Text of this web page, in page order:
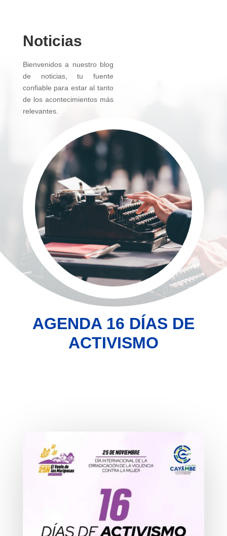
Noticias
Bienvenidos a nuestro blog
de noticias, tu fuente
confiable para estar al tanto
de los acontecimientos más
relevantes.
AGENDA 16 DÍAS DE
ACTIVISMO